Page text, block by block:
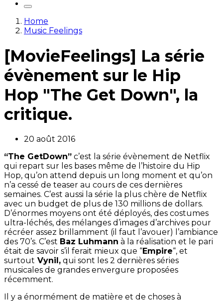
Home
Music Feelings
[MovieFeelings] La série
évènement sur le Hip
Hop "The Get Down", la
critique.
20 août 2016
“The GetDown” c’est la série évènement de Netflix
qui repart sur les bases même de l’histoire du Hip
Hop, qu’on attend depuis un long moment et qu’on
n’a cessé de teaser au cours de ces dernières
semaines. C’est aussi la série la plus chère de Netflix
avec un budget de plus de 130 millions de dollars.
D’énormes moyens ont été déployés, des costumes
ultra-léchés, des mélanges d’images d’archives pour
récréer assez brillamment (il faut l’avouer) l’ambiance
des 70’s. C’est Baz Luhmann à la réalisation et le pari
était de savoir s’il ferait mieux que “Empire“, et
surtout Vynil, qui sont les 2 dernières séries
musicales de grandes envergure proposées
récemment.
Il y a énormément de matière et de choses à